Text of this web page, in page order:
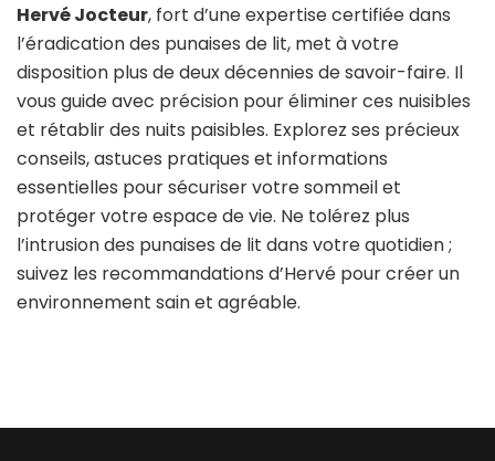
Hervé Jocteur, fort d’une expertise certifiée dans
l’éradication des punaises de lit, met à votre
disposition plus de deux décennies de savoir-faire. Il
vous guide avec précision pour éliminer ces nuisibles
et rétablir des nuits paisibles. Explorez ses précieux
conseils, astuces pratiques et informations
essentielles pour sécuriser votre sommeil et
protéger votre espace de vie. Ne tolérez plus
l’intrusion des punaises de lit dans votre quotidien ;
suivez les recommandations d’Hervé pour créer un
environnement sain et agréable.